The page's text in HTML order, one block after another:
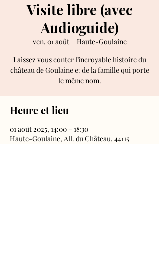
Visite libre (avec
Audioguide)
ven. 01 août
  |
Haute-Goulaine
Laissez vous conter l’incroyable histoire du
château de Goulaine et de la famille qui porte
le même nom.
Heure et lieu
01 août 2025, 14:00 – 18:30
Haute-Goulaine, All. du Château, 44115